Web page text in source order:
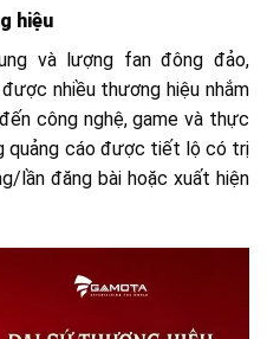
hiệu
và lượng fan đông đảo,
nhiều thương hiệu nhắm
công nghệ, game và thực
quảng cáo được tiết lộ có trị
lần đăng bài hoặc xuất hiện